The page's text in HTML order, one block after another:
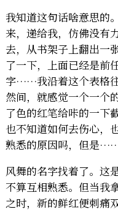
我知道这句话啥意思的
来，递给我，仿佛没有
去，从书架子上翻出一
了一下，上面已经是前
字……我沿着这个表格
然间，就感觉一个一个
了色的红笔给咔的一下
也不知道如何去伤心，
熟悉的原因吗，但是
风舞的名字找着了。这
不算互相熟悉。但当
之时，新的鲜红便刺痛双